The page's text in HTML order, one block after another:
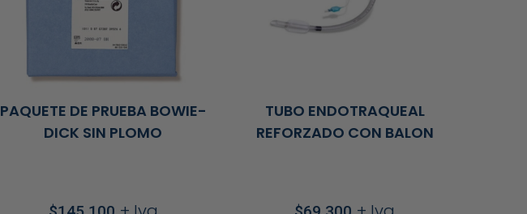
PAQUETE DE PRUEBA BOWIE-
DICK SIN PLOMO
TUBO ENDOTRAQUEAL
REFORZADO CON BALON